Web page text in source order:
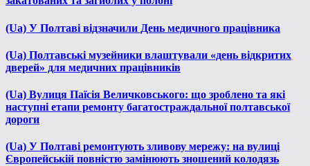
(Ua) У Полтаві відзначили День медичного працівника
(Ua) Полтавські музейники влаштували «день відкритих
дверей» для медичних працівників
(Ua) Вулиця Паїсія Величковського: що зроблено та які
наступні етапи ремонту багатостраждальної полтавської
дороги
(Ua) У Полтаві ремонтують зливову мережу: на вулиці
Європейській повністю замінюють зношений колодязь